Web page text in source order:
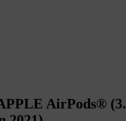
AirPods® (3.